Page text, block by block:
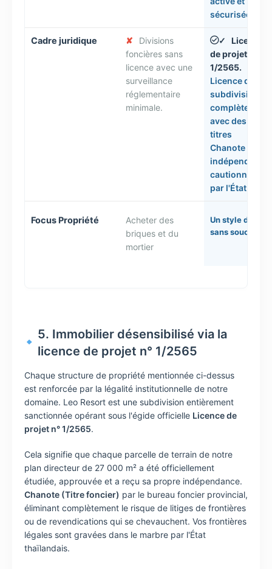
sécurisée.
Cadre juridique ✘
Divisions
foncières sans
licence avec une
surveillance
réglementaire
minimale.
✓
Licence
de projet n°
1/2565.
Licence de
subdivision
complète
avec des
titres
Chanote
indépendants
cautionnés
par l'État.
Focus Propriété
Acheter des
briques et du
mortier
Un style de vie
sans souci
5. Immobilier désensibilisé via la
licence de projet n° 1/2565
Chaque structure de propriété mentionnée ci-dessus
est renforcée par la légalité institutionnelle de notre
domaine. Leo Resort est une subdivision entièrement
sanctionnée opérant sous l'égide officielle Licence de
projet n° 1/2565.
Cela signifie que chaque parcelle de terrain de notre
plan directeur de 27 000 m² a été officiellement
étudiée, approuvée et a reçu sa propre indépendance.
Chanote (Titre foncier) par le bureau foncier provincial,
éliminant complètement le risque de litiges de frontières
ou de revendications qui se chevauchent. Vos frontières
légales sont gravées dans le marbre par l'État
thaïlandais.